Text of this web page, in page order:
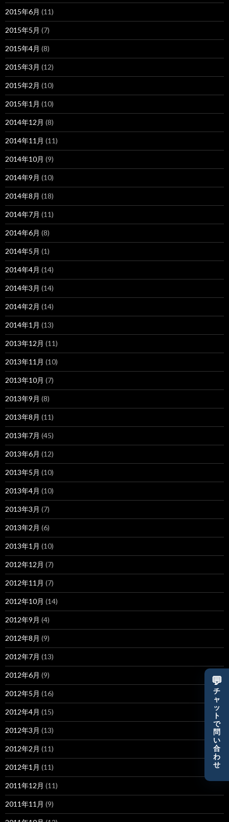
2015年6月 (11)
2015年5月 (7)
2015年4月 (8)
2015年3月 (12)
2015年2月 (10)
2015年1月 (10)
2014年12月 (8)
2014年11月 (11)
2014年10月 (9)
2014年9月 (10)
2014年8月 (18)
2014年7月 (11)
2014年6月 (8)
2014年5月 (1)
2014年4月 (14)
2014年3月 (14)
2014年2月 (14)
2014年1月 (13)
2013年12月 (11)
2013年11月 (10)
2013年10月 (7)
2013年9月 (8)
2013年8月 (11)
2013年7月 (45)
2013年6月 (12)
2013年5月 (10)
2013年4月 (10)
2013年3月 (7)
2013年2月 (6)
2013年1月 (10)
2012年12月 (7)
2012年11月 (7)
2012年10月 (14)
2012年9月 (4)
2012年8月 (9)
2012年7月 (13)
2012年6月 (9)
2012年5月 (16)
2012年4月 (15)
2012年3月 (13)
2012年2月 (11)
2012年1月 (11)
2011年12月 (11)
2011年11月 (9)
💬
チ
ャ
ッ
ト
で
問
い
合
わ
せ